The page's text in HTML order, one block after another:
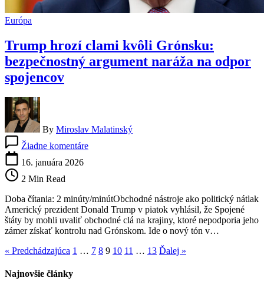
Európa
Trump hrozí clami kvôli Grónsku:
bezpečnostný argument naráža na odpor
spojencov
By Miroslav Malatinský
Žiadne komentáreTrump
bezpečnostný
argument
naráža
na
odpor
spojencov
16. januára 2026
2 Min Read
Doba čítania: 2 minúty/minútObchodné nástroje ako politický nátlak
Americký prezident Donald Trump v piatok vyhlásil, že Spojené
štáty by mohli uvaliť obchodné clá na krajiny, ktoré nepodporia jeho
zámer získať kontrolu nad Grónskom. Ide o nový tón v…
« Predchádzajúca 1 … 7 8 9 10 11 … 13 Ďalej »
Najnovšie články